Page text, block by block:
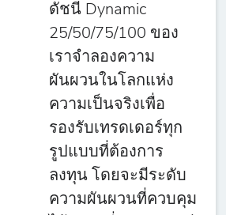
ดัชนี Dynamic
25/50/75/100 ของ
เราจำลองความ
ผันผวนในโลกแห่ง
ความเป็นจริงเพื่อ
รองรับเทรดเดอร์ทุก
รูปแบบที่ต้องการ
ลงทุน โดยจะมีระดับ
ความผันผวนที่ควบคุม